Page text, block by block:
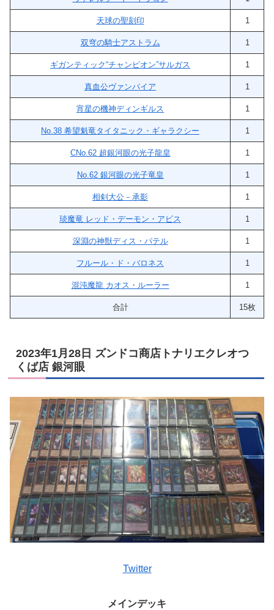
天球の聖刻印 1
双穹の騎士アストラム 1
ギガンティック“チャンピオン”サルガス 1
真血公ヴァンパイア 1
宵星の機神ディンギルス 1
No.38 希望魁竜タイタニック・ギャラクシー 1
CNo.62 超銀河眼の光子龍皇 1
No.62 銀河眼の光子竜皇 1
相剣大公－承影 1
琰魔竜 レッド・デーモン・アビス 1
深淵の神獣ディス・パテル 1
フルール・ド・バロネス 1
混沌魔龍 カオス・ルーラー 1
合計 15枚
2023年1月28日 ズンドコ商店トナリエクレオつ
くば店 銀河眼
Twitter
メインデッキ